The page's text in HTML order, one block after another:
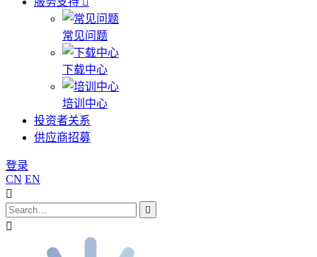
常见问题
下载中心
培训中心
投资者关系
供应商招募
登录
CN EN